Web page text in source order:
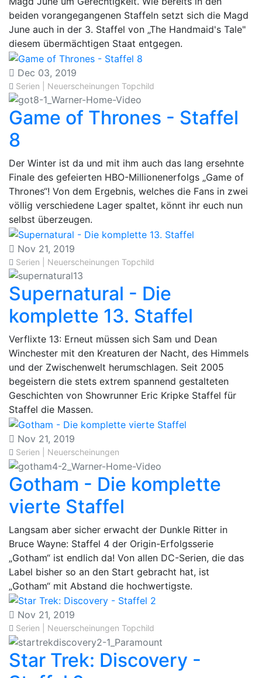
beiden vorangegangenen Staffeln setzt sich die Magd
June auch in der 3. Staffel von „The Handmaid's Tale"
diesem übermächtigen Staat entgegen.
Dec 03, 2019
Serien | Neuerscheinungen Topchild
Game of Thrones - Staffel
8
Der Winter ist da und mit ihm auch das lang ersehnte
Finale des gefeierten HBO-Millionenerfolgs „Game of
Thrones“! Von dem Ergebnis, welches die Fans in zwei
völlig verschiedene Lager spaltet, könnt ihr euch nun
selbst überzeugen.
Nov 21, 2019
Serien | Neuerscheinungen Topchild
Supernatural - Die
komplette 13. Staffel
Verflixte 13: Erneut müssen sich Sam und Dean
Winchester mit den Kreaturen der Nacht, des Himmels
und der Zwischenwelt herumschlagen. Seit 2005
begeistern die stets extrem spannend gestalteten
Geschichten von Showrunner Eric Kripke Staffel für
Staffel die Massen.
Nov 21, 2019
Serien | Neuerscheinungen
Gotham - Die komplette
vierte Staffel
​Langsam aber sicher erwacht der Dunkle Ritter in
Bruce Wayne: Staffel 4 der Origin-Erfolgsserie
„Gotham“ ist endlich da! Von allen DC-Serien, die das
Label bisher so an den Start gebracht hat, ist
„Gotham“ mit Abstand die hochwertigste.
Nov 21, 2019
Serien | Neuerscheinungen Topchild
Star Trek: Discovery -